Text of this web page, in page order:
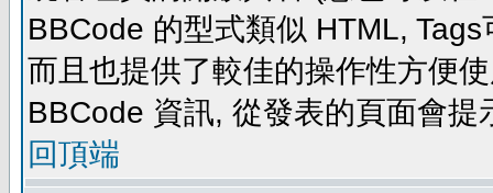
BBCode 的型式類似 HTML,
而且也提供了較佳的操作性方便
BBCode 資訊, 從發表的頁面會提
回頂端